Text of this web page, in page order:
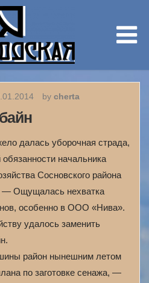
by cherta
далась уборочная страда,
начальника
Сосновского района
— Ощущалась нехватка
особенно в ООО «Нива».
удалось заменить
район нынешним летом
по заготовке сенажа, —